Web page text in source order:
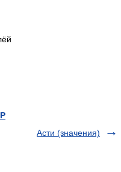
Асти (значения)